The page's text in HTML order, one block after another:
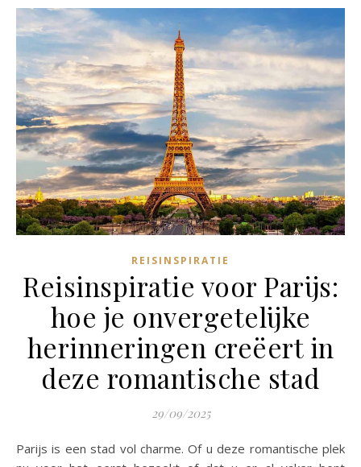
REISINSPIRATIE
Reisinspiratie voor Parijs:
hoe je onvergetelijke
herinneringen creëert in
deze romantische stad
29/09/2025
Parijs is een stad vol charme. Of u deze romantische plek